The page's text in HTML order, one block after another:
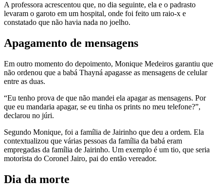
A professora acrescentou que, no dia seguinte, ela e o padrasto
levaram o garoto em um hospital, onde foi feito um raio-x e
constatado que não havia nada no joelho.
Apagamento de mensagens
Em outro momento do depoimento, Monique Medeiros garantiu que
não ordenou que a babá Thayná apagasse as mensagens de celular
entre as duas.
“Eu tenho prova de que não mandei ela apagar as mensagens. Por
que eu mandaria apagar, se eu tinha os prints no meu telefone?”,
declarou no júri.
Segundo Monique, foi a família de Jairinho que deu a ordem. Ela
contextualizou que várias pessoas da família da babá eram
empregadas da família de Jairinho. Um exemplo é um tio, que seria
motorista do Coronel Jairo, pai do então vereador.
Dia da morte